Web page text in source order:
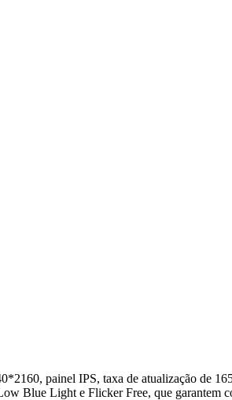
painel IPS, taxa de atualização de
Blue Light e Flicker Free, que garantem